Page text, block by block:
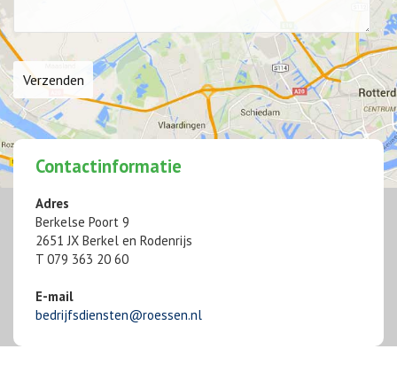
Contactinformatie
Adres
Berkelse Poort 9
2651 JX Berkel en Rodenrijs
T 079 363 20 60
E-mail
bedrijfsdiensten@roessen.nl